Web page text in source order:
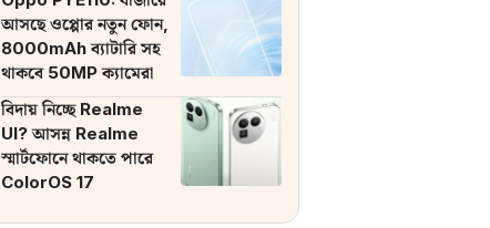
আসছে ওপ্পোর নতুন ফোন,
8000mAh ব্যাটারি সহ
থাকবে 50MP ক্যামেরা
বিদায় নিচ্ছে Realme
UI? আসন্ন Realme
স্মার্টফোনে থাকতে পারে
ColorOS 17